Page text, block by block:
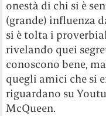
onestà di chi si è
(grande) influenza
si è tolta i
rivelando quei
conoscono bene,
quegli amici che si
riguardano su
McQueen.